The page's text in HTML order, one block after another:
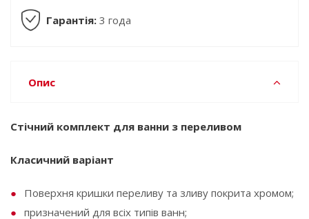
Гарантія: 3 года
Опис
Стічний комплект для ванни з переливом
Класичний варіант
Поверхня кришки переливу та зливу покрита хромом;
призначений для всіх типів ванн;